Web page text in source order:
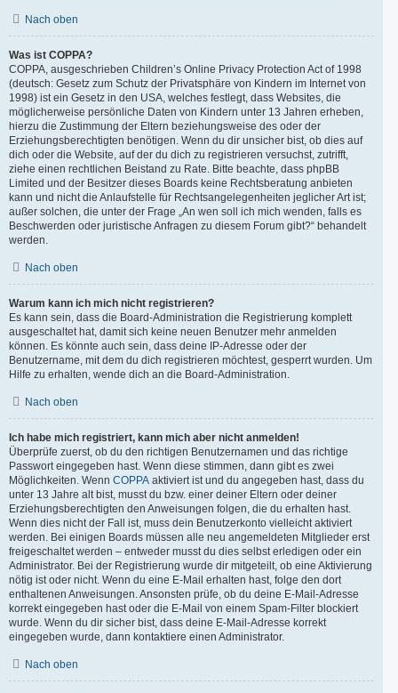
Nach oben
Was ist COPPA?
COPPA, ausgeschrieben Children’s Online Privacy Protection Act of 1998
(deutsch: Gesetz zum Schutz der Privatsphäre von Kindern im Internet von
1998) ist ein Gesetz in den USA, welches festlegt, dass Websites, die
möglicherweise persönliche Daten von Kindern unter 13 Jahren erheben,
hierzu die Zustimmung der Eltern beziehungsweise des oder der
Erziehungsberechtigten benötigen. Wenn du dir unsicher bist, ob dies auf
dich oder die Website, auf der du dich zu registrieren versuchst, zutrifft,
ziehe einen rechtlichen Beistand zu Rate. Bitte beachte, dass phpBB
Limited und der Besitzer dieses Boards keine Rechtsberatung anbieten
kann und nicht die Anlaufstelle für Rechtsangelegenheiten jeglicher Art ist;
außer solchen, die unter der Frage „An wen soll ich mich wenden, falls es
Beschwerden oder juristische Anfragen zu diesem Forum gibt?“ behandelt
werden.
Nach oben
Warum kann ich mich nicht registrieren?
Es kann sein, dass die Board-Administration die Registrierung komplett
ausgeschaltet hat, damit sich keine neuen Benutzer mehr anmelden
können. Es könnte auch sein, dass deine IP-Adresse oder der
Benutzername, mit dem du dich registrieren möchtest, gesperrt wurden. Um
Hilfe zu erhalten, wende dich an die Board-Administration.
Nach oben
Ich habe mich registriert, kann mich aber nicht anmelden!
Überprüfe zuerst, ob du den richtigen Benutzernamen und das richtige
Passwort eingegeben hast. Wenn diese stimmen, dann gibt es zwei
Möglichkeiten. Wenn COPPA aktiviert ist und du angegeben hast, dass du
unter 13 Jahre alt bist, musst du bzw. einer deiner Eltern oder deiner
Erziehungsberechtigten den Anweisungen folgen, die du erhalten hast.
Wenn dies nicht der Fall ist, muss dein Benutzerkonto vielleicht aktiviert
werden. Bei einigen Boards müssen alle neu angemeldeten Mitglieder erst
freigeschaltet werden – entweder musst du dies selbst erledigen oder ein
Administrator. Bei der Registrierung wurde dir mitgeteilt, ob eine Aktivierung
nötig ist oder nicht. Wenn du eine E-Mail erhalten hast, folge den dort
enthaltenen Anweisungen. Ansonsten prüfe, ob du deine E-Mail-Adresse
korrekt eingegeben hast oder die E-Mail von einem Spam-Filter blockiert
wurde. Wenn du dir sicher bist, dass deine E-Mail-Adresse korrekt
eingegeben wurde, dann kontaktiere einen Administrator.
Nach oben